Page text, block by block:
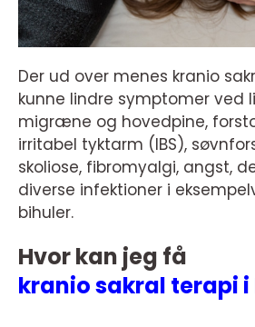
Der ud over menes kranio
kunne lindre symptomer ved
migræne og hovedpine,
irritabel tyktarm (IBS),
skoliose, fibromyalgi, angst,
diverse infektioner i
bihuler.
Hvor kan jeg få
kranio sakral terapi i